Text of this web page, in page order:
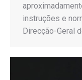
instruções e
Direcção-Geral